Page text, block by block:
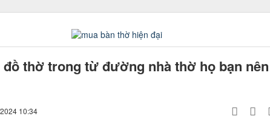
đồ thờ trong từ đường nhà thờ họ bạn nên
10:34